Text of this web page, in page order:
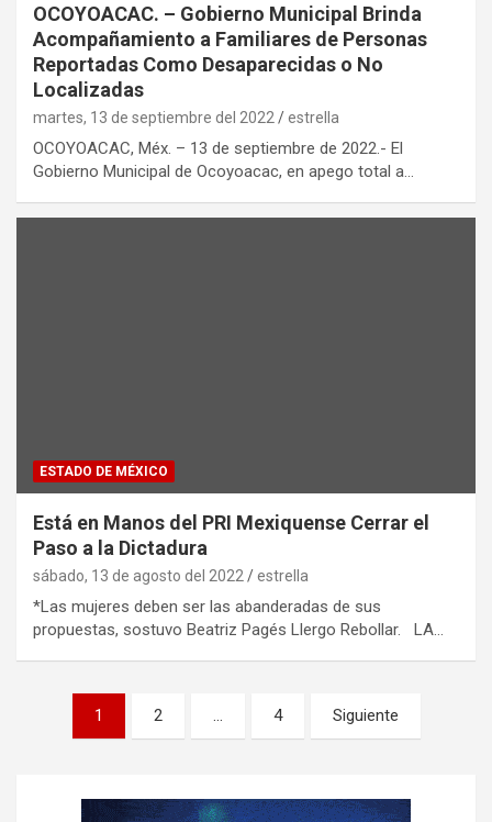
OCOYOACAC. – Gobierno Municipal Brinda
Acompañamiento a Familiares de Personas
Reportadas Como Desaparecidas o No
Localizadas
martes, 13 de septiembre del 2022 estrella
OCOYOACAC, Méx. – 13 de septiembre de 2022.- El
Gobierno Municipal de Ocoyoacac, en apego total a…
ESTADO DE MÉXICO
Está en Manos del PRI Mexiquense Cerrar el
Paso a la Dictadura
sábado, 13 de agosto del 2022 estrella
*Las mujeres deben ser las abanderadas de sus
propuestas, sostuvo Beatriz Pagés Llergo Rebollar. LA…
1 2 … 4 Siguiente